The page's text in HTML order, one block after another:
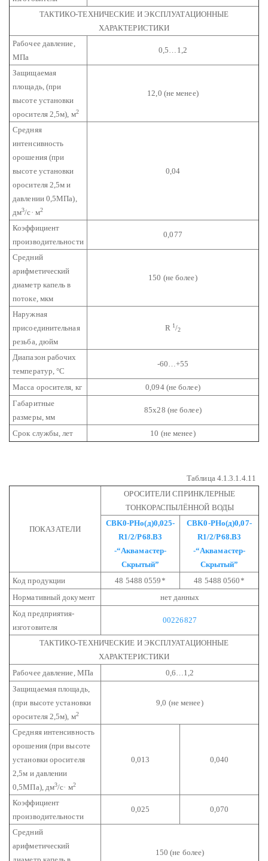
ТАКТИКО-ТЕХНИЧЕСКИЕ И ЭКСПЛУАТАЦИОННЫЕ
ХАРАКТЕРИСТИКИ
Рабочее давление,
МПа
0,5…1,2
Защищаемая
площадь, (при
высоте установки
оросителя 2,5м), м2
12,0 (не менее)
Средняя
интенсивность
орошения (при
высоте установки
оросителя 2,5м и
давлении 0,5МПа),
дм3/с· м2
0,04
Коэффициент
производительности
0,077
Средний
арифметический
диаметр капель в
потоке, мкм
150 (не более)
Наружная
присоединительная
резьба, дюйм
R 1/2
Диапазон рабочих
температур, °С
-60…+55
Масса оросителя, кг
0,094 (не более)
Габаритные
размеры, мм
85х28 (не более)
Срок службы, лет 10 (не менее)
Таблица 4.1.3.1.4.11
ПОКАЗАТЕЛИ
ОРОСИТЕЛИ СПРИНКЛЕРНЫЕ
ТОНКОРАСПЫЛЁННОЙ ВОДЫ
СВK0-РНо(д)0,025-
R1/2/Р68.В3
-“Аквамастер-
Скрытый”
СВK0-РНо(д)0,07-
R1/2/Р68.В3
-“Аквамастер-
Скрытый”
Код продукции
48 5488 0559*
48 5488 0560*
Нормативный документ
нет данных
Код предприятия-
изготовителя
00226827
ТАКТИКО-ТЕХНИЧЕСКИЕ И ЭКСПЛУАТАЦИОННЫЕ
ХАРАКТЕРИСТИКИ
Рабочее давление, МПа
0,6…1,2
Защищаемая площадь,
(при высоте установки
оросителя 2,5м), м2
9,0 (не менее)
Средняя интенсивность
орошения (при высоте
установки оросителя
2,5м и давлении
0,5МПа), дм3/с· м2
0,013 0,040
Коэффициент
производительности
0,025 0,070
Средний
арифметический
диаметр капель в
150 (не более)